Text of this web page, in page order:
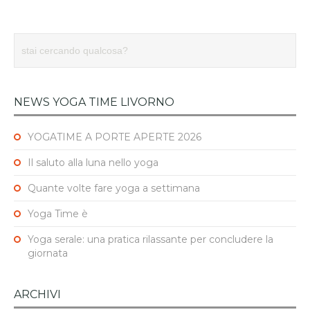
NEWS YOGA TIME LIVORNO
YOGATIME A PORTE APERTE 2026
Il saluto alla luna nello yoga
Quante volte fare yoga a settimana
Yoga Time è
Yoga serale: una pratica rilassante per concludere la
giornata
ARCHIVI